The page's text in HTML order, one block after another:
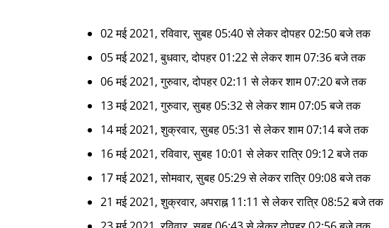
02 मई 2021, रविवार, सुबह 05:40 से लेकर दोपहर 02:50 बजे तक
05 मई 2021, बुधवार, दोपहर 01:22 से लेकर शाम 07:36 बजे तक
06 मई 2021, गुरुवार, दोपहर 02:11 से लेकर शाम 07:20 बजे तक
13 मई 2021, गुरुवार, सुबह 05:32 से लेकर शाम 07:05 बजे तक
14 मई 2021, शुक्रवार, सुबह 05:31 से लेकर शाम 07:14 बजे तक
16 मई 2021, रविवार, सुबह 10:01 से लेकर रात्रि 09:12 बजे तक
17 मई 2021, सोमवार, सुबह 05:29 से लेकर रात्रि 09:08 बजे तक
21 मई 2021, शुक्रवार, अपराह्न 11:11 से लेकर रात्रि 08:52 बजे तक